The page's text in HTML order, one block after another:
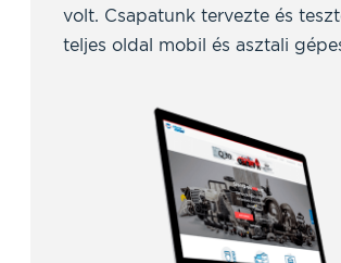
volt. Csapatunk tervezte és
teljes oldal mobil és asztali